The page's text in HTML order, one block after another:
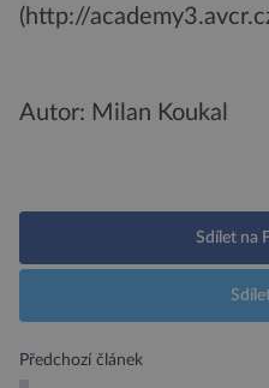
(http://
Autor: Milan Koukal
Sdílet na
Předchozí článek